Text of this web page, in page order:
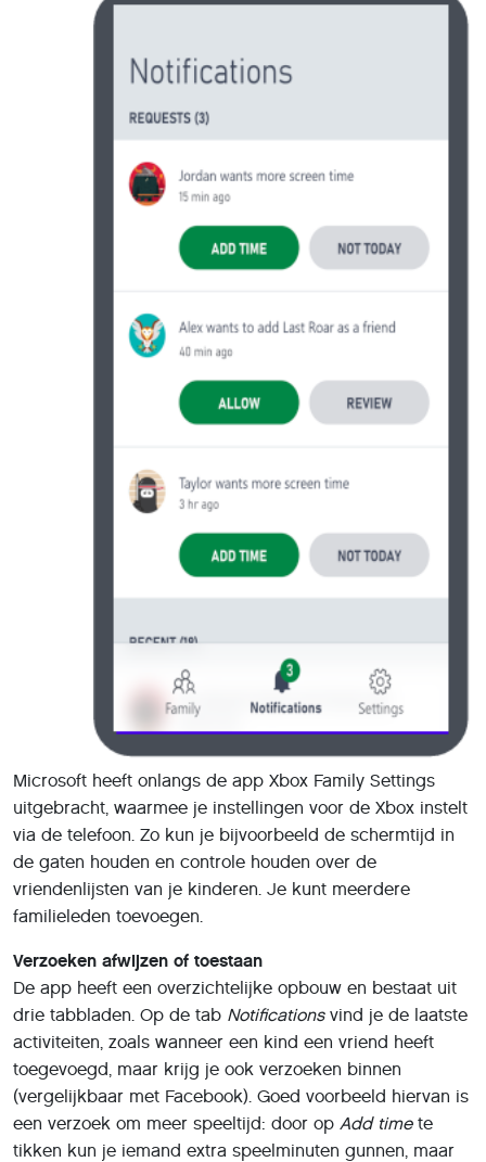
Microsoft heeft onlangs de app Xbox Family Settings
uitgebracht, waarmee je instellingen voor de Xbox instelt
via de telefoon. Zo kun je bijvoorbeeld de schermtijd in
de gaten houden en controle houden over de
vriendenlijsten van je kinderen. Je kunt meerdere
familieleden toevoegen.
Verzoeken afwijzen of toestaan
De app heeft een overzichtelijke opbouw en bestaat uit
drie tabbladen. Op de tab Notificationsvind je de laatste
activiteiten, zoals wanneer een kind een vriend heeft
toegevoegd, maar krijg je ook verzoeken binnen
(vergelijkbaar met Facebook). Goed voorbeeld hiervan is
een verzoek om meer speeltijd: door op Add time te
tikken kun je iemand extra speelminuten gunnen, maar